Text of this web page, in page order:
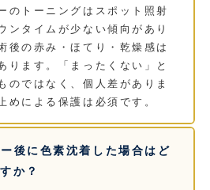
のトーニングはスポット照射
ンタイムが少ない傾向があり
後の赤み・ほてり・乾燥感は
ります。「まったくない」と
のではなく、個人差がありま
めによる保護は必須です。
後に色素沈着した場合はど
か？